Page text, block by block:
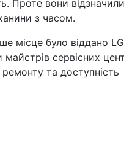
Проте вони
з часом.
місце було віддано
сервісних
та доступність